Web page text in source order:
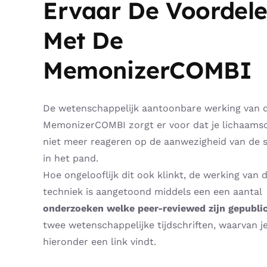
Ervaar De
Met De
MemonizerCOMBI
De wetenschappelijk aantoonbare werking van
MemonizerCOMBI zorgt er voor dat je
niet meer reageren op de aanwezigheid van de
in het pand.
Hoe ongelooflijk dit ook klinkt, de werking van
techniek is aangetoond middels een een aantal
onderzoeken welke peer-reviewed zijn
twee wetenschappelijke tijdschriften, waarvan
hieronder een link vindt.